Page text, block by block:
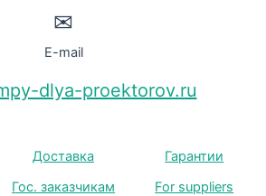
✉
E-mail
dlya-proektorov.ru
Доставка
Гарантии
Гос. заказчикам
For suppliers